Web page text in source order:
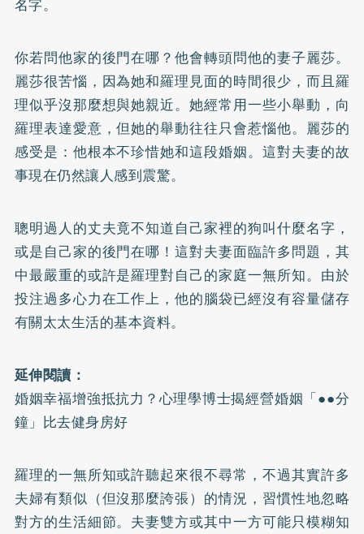
名字。
你若問他家的後門在哪？他會轉頭問他的妻子麗莎。
麗莎很苦惱，因為她和羅理見面的時間很少，而且羅
理似乎沒那麼想與她親近。她經常用一些小舉動，向
羅理表達愛意，但她的舉動往往只會惹惱他。麗莎的
感受是：他根本不珍惜她和這段婚姻。這對夫妻的故
事現在仍然讓人感到震驚。
聰明過人的丈夫竟不知道自己家裡的狗叫什麼名字，
或是自己家的後門在哪！這對夫妻面臨許多問題，其
中最嚴重的或許是羅理對自己的家庭一無所知。由於
投注過多心力在工作上，他的腦袋已經沒有容量儲存
有關太太生活的基本資料。
延伸閱讀：
婚姻幸福增強抵抗力？心理學博士揭經營婚姻「●●分
鐘」比去健身房好
羅理的一無所知或許聽起來很不尋常，不過其實許多
夫婦有類似（但沒那麼誇張）的情況，習慣性地忽略
對方的生活細節。夫妻雙方或其中一方可能只模糊知